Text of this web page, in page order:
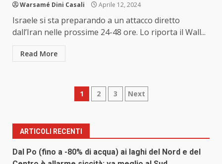
Warsamé Dini Casali Aprile 12, 2024
Israele si sta preparando a un attacco diretto
dall’Iran nelle prossime 24-48 ore. Lo riporta il Wall...
Read More
Paginazione
articoli
1 2 3 Next
ARTICOLI RECENTI
Dal Po (fino a -80% di acqua) ai laghi del Nord e del